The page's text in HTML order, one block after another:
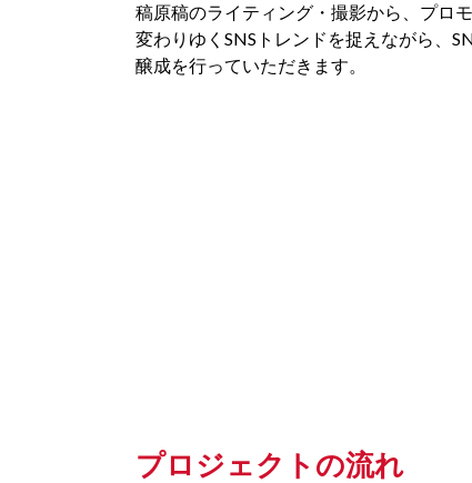
稿原稿のライティング・撮影から、プロ
変わりゆくSNSトレンドを捉えながら、
醸成を行っていただきます。
プロジェクトの流れ